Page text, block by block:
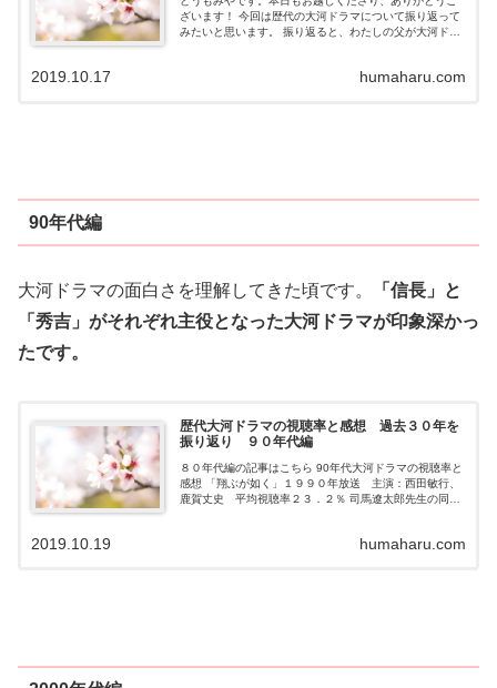
ざいます！ 今回は歴代の大河ドラマについて振り返って
みたいと思います。 振り返ると、わたしの父が大河ドラ
humaharu.com
2019.10.17
90年代編
大河ドラマの面白さを理解してきた頃です。
「信長」と
「秀吉」がそれぞれ主役となった大河ドラマが印象深かっ
たです。
歴代大河ドラマの視聴率と感想 過去３０年を
振り返り ９０年代編
８０年代編の記事はこちら 90年代大河ドラマの視聴率と
感想 「翔ぶが如く」１９９０年放送 主演：西田敏行、
鹿賀丈史 平均視聴率２３．２％ 司馬遼太郎先生の同名
humaharu.com
2019.10.19